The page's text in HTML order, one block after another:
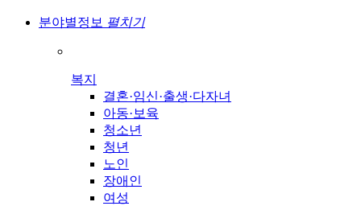
분야별정보 펼치기
복지
결혼·임신·출생·다자녀
아동·보육
청소년
청년
노인
장애인
여성